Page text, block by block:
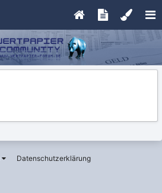
Datenschutzerklärung